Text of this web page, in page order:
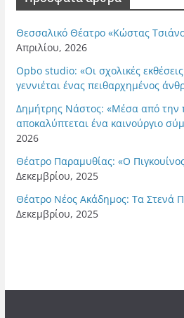
Θεσσαλικό Θέατρο «Κώστας
Απριλίου, 2026
Opbo studio: «Οι σχολικές
γεννιέται ένας πειθαρχημένος
Δημήτρης Νάστος: «Μέσα από την
αποκαλύπτεται ένα καινούργιο
2026
Θέατρο Παραμυθίας: «Ο
Δεκεμβρίου, 2025
Θέατρο Νέος Ακάδημος: Τα Στενά
Δεκεμβρίου, 2025